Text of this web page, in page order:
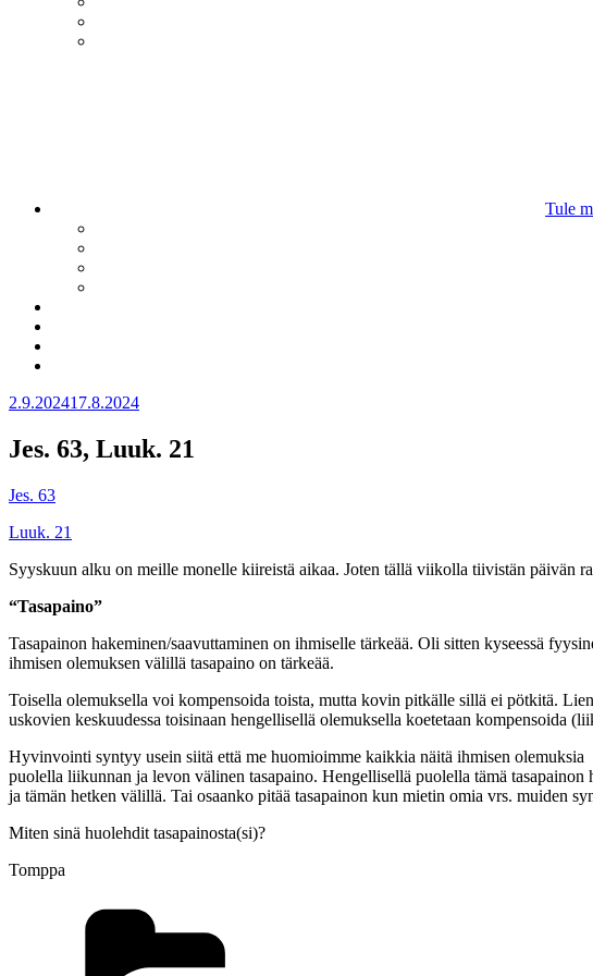
Tule
Julkaistu
2.9.202417.8.2024
Jes. 63, Luuk. 21
Jes. 63
Luuk. 21
Syyskuun alku on meille monelle kiireistä aikaa. Joten tällä viikolla tiivistän päivän
“Tasapaino”
Tasapainon hakeminen/saavuttaminen on ihmiselle tärkeää. Oli sitten kyseessä
ihmisen olemuksen välillä tasapaino on tärkeää.
Toisella olemuksella voi kompensoida toista, mutta kovin pitkälle sillä ei pötkitä.
uskovien keskuudessa toisinaan hengellisellä olemuksella koetetaan kompensoida
Hyvinvointi syntyy usein siitä että me huomioimme kaikkia näitä ihmisen olemuksia
puolella liikunnan ja levon välinen tasapaino. Hengellisellä puolella tämä
ja tämän hetken välillä. Tai osaanko pitää tasapainon kun mietin omia vrs. muiden
Miten sinä huolehdit tasapainosta(si)?
Tomppa